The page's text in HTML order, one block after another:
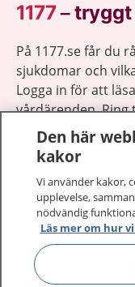
1177–tryggt
På 1177.se får du
sjukdomar och
Logga in för att
vårdärenden.
1177 ger dig råd
1177 på flera språk
Den här
kakor
Vi använder kakor,
upplevelse,
nödvändig
Läs mer om hur